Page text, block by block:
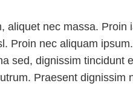
aliquet nec massa.
Proin nec aliquam
sed, dignissim
Praesent